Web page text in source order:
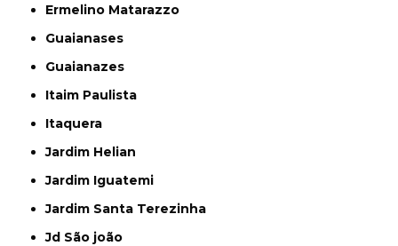
Ermelino Matarazzo
Guaianases
Guaianazes
Itaim Paulista
Itaquera
Jardim Helian
Jardim Iguatemi
Jardim Santa Terezinha
Jd São joão